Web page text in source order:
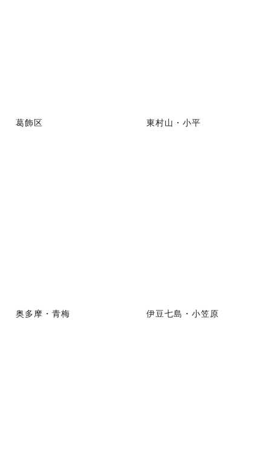
葛飾区 東村山・小平
奥多摩・青梅 伊豆七島・小笠原